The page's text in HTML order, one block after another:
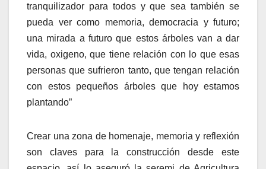
tranquilizador para todos y que sea también se
pueda ver como memoria, democracia y futuro;
una mirada a futuro que estos árboles van a dar
vida, oxigeno, que tiene relación con lo que esas
personas que sufrieron tanto, que tengan relación
con estos pequeños árboles que hoy estamos
plantando”
Crear una zona de homenaje, memoria y reflexión
son claves para la construcción desde este